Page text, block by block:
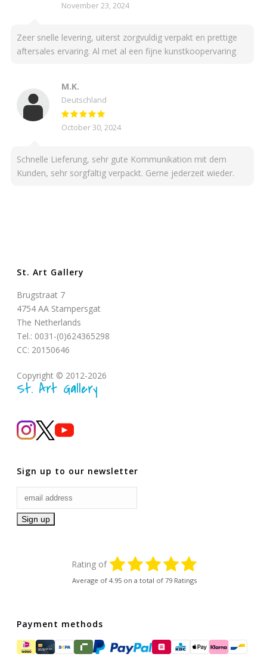
November 23, 2024
Zeer snelle levering, uiterst zorgvuldig verpakt en prettige
aftersales ervaring. Al met al een fijne kunstkoopervaring
M.K.
Deutschland
October 30, 2024
Schnelle Lieferung, sehr gute Kommunikation mit dem
Kunden, sehr sorgfältig verpackt. Gerne jederzeit wieder.
St. Art Gallery
Brugstraat 7
4754 AA Stampersgat
The Netherlands
Tel.: 0031-(0)624365298
CC: 20150646
Copyright © 2012-2026
St. Art Gallery
Sign up to our newsletter
Rating of
Average of 4.95 on a total of 79 Ratings
Payment methods